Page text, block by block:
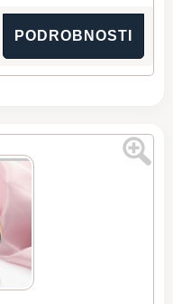
PODROBNOSTI